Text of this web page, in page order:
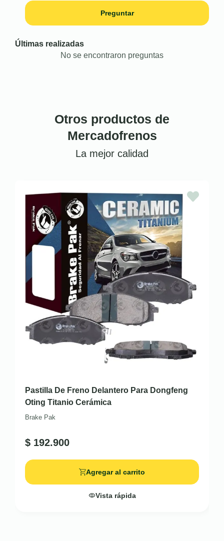
Preguntar
Últimas realizadas
No se encontraron preguntas
Otros productos de
Mercadofrenos
La mejor calidad
Pastilla De Freno Delantero Para Dongfeng
Oting Titanio Cerámica
Brake Pak
$ 192.900
Agregar al carrito
Vista rápida